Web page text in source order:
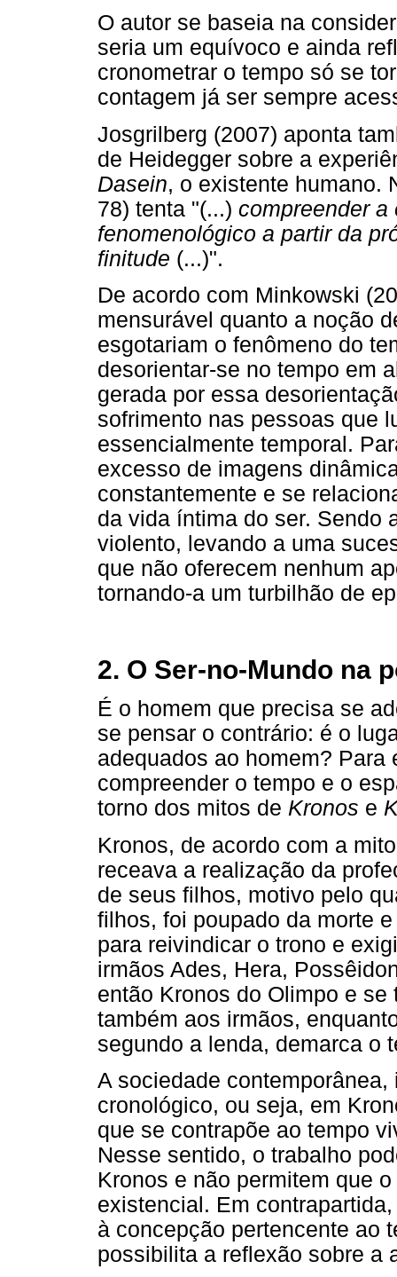
O autor se baseia na
seria um equívoco e ainda
cronometrar o tempo só se
contagem já ser sempre
Josgrilberg (2007) aponta
de Heidegger sobre a
Dasein, o existente humano.
78) tenta "(...) compreender a
fenomenológico a partir da
finitude (...)".
De acordo com Minkowski
mensurável quanto a noção
esgotariam o fenômeno do
desorientar-se no tempo em
gerada por essa
sofrimento nas pessoas que
essencialmente temporal.
excesso de imagens
constantemente e se
da vida íntima do ser. Sendo
violento, levando a uma
que não oferecem nenhum
tornando-a um turbilhão de
2. O Ser-no-Mundo na
É o homem que precisa se
se pensar o contrário: é o
adequados ao homem?
compreender o tempo e o
torno dos mitos de Kronos e
Kronos, de acordo com a
receava a realização da
de seus filhos, motivo pelo
filhos, foi poupado da morte
para reivindicar o trono e
irmãos Ades, Hera,
então Kronos do Olimpo e
também aos irmãos,
segundo a lenda, demarca o
A sociedade
cronológico, ou seja, em
que se contrapõe ao tempo
Nesse sentido, o trabalho
Kronos e não permitem que
existencial. Em
à concepção pertencente ao
possibilita a reflexão sobre a